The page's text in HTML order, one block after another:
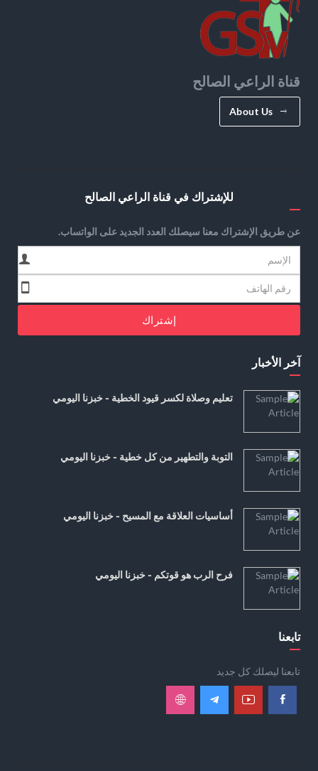
قناة الراعي الصالح
About Us
للإشتراك في قناة الراعي الصالح
عن طريق الإشتراك معنا سيصلك العدد الجديد على الواتساب.
إشتراك
آخر الأخبار
تعليم وصلاة لكسر قيود الخطية - خبزنا اليومي
التوبة والتطهير من كل خطية - خبزنا اليومي
أساسيات العلاقة مع المسيح - خبزنا اليومي
فرح الرب هو قوتكم - خبزنا اليومي
تابعنا
تابعنا ليصلك كل جديد